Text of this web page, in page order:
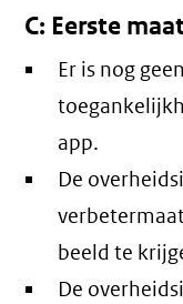
C: Eerste
Er is nog
app.
De
beeld te
De